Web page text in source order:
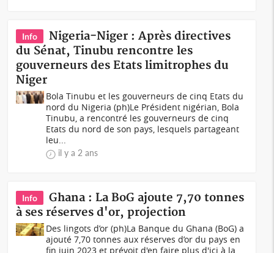
Info
Nigeria-Niger : Après directives
du Sénat, Tinubu rencontre les
gouverneurs des Etats limitrophes du
Niger
Bola Tinubu et les gouverneurs de cinq Etats du
nord du Nigeria (ph)Le Président nigérian, Bola
Tinubu, a rencontré les gouverneurs de cinq
Etats du nord de son pays, lesquels partageant
leu...
il y a 2 ans
Info
Ghana : La BoG ajoute 7,70 tonnes
à ses réserves d'or, projection
Des lingots d’or (ph)La Banque du Ghana (BoG) a
ajouté 7,70 tonnes aux réserves d’or du pays en
fin juin 2023 et prévoit d'en faire plus d'ici à la